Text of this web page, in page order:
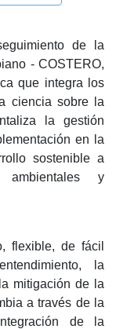
de la
- COSTERO,
que integra los
ciencia sobre la
la gestión
en la
sostenible a
y
flexible, de fácil
la
mitigación de la
a través de la
de la